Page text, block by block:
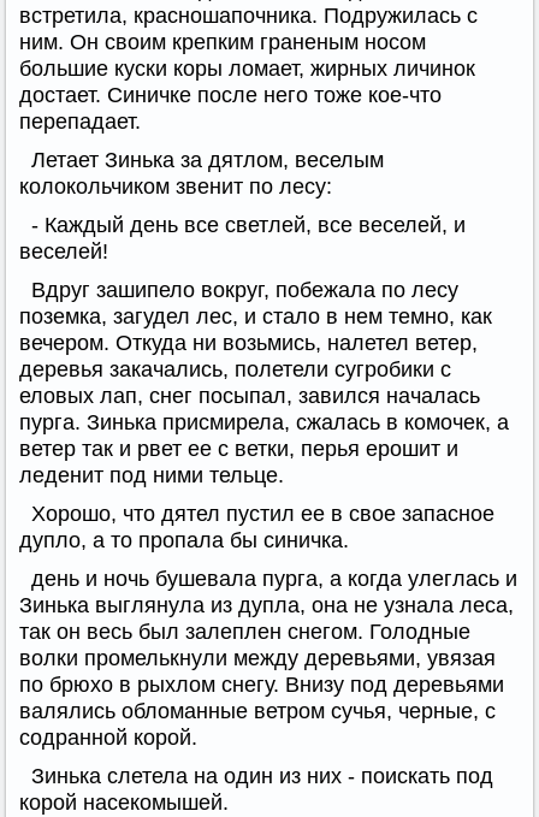
встретила, красношапочника. Подружилась с
ним. Он своим крепким граненым носом
большие куски коры ломает, жирных личинок
достает. Синичке после него тоже кое-что
перепадает.
Летает Зинька за дятлом, веселым
колокольчиком звенит по лесу:
- Каждый день все светлей, все веселей, и
веселей!
Вдруг зашипело вокруг, побежала по лесу
поземка, загудел лес, и стало в нем темно, как
вечером. Откуда ни возьмись, налетел ветер,
деревья закачались, полетели сугробики с
еловых лап, снег посыпал, завился началась
пурга. Зинька присмирела, сжалась в комочек, а
ветер так и рвет ее с ветки, перья ерошит и
леденит под ними тельце.
Хорошо, что дятел пустил ее в свое запасное
дупло, а то пропала бы синичка.
день и ночь бушевала пурга, а когда улеглась и
Зинька выглянула из дупла, она не узнала леса,
так он весь был залеплен снегом. Голодные
волки промелькнули между деревьями, увязая
по брюхо в рыхлом снегу. Внизу под деревьями
валялись обломанные ветром сучья, черные, с
содранной корой.
Зинька слетела на один из них - поискать под
корой насекомышей.